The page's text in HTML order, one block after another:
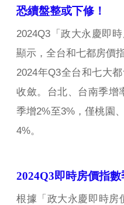
恐續盤整或下修！
2024Q3 「政大永慶即
顯示，全台和七都房價
2024年Q3全台和七大
收斂。台北、台南季增
季增2%至3%，僅桃園
4%。
2024Q3即時房價指數
根據「政大永慶即時房